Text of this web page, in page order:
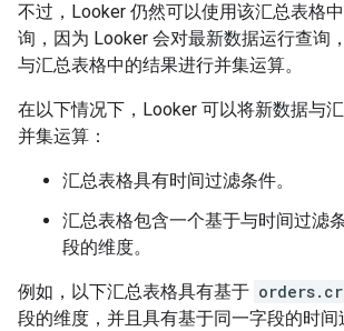
不过，Looker 仍然可以使用该汇总表格
询，因为 Looker 会对最新数据运行查询
与汇总表格中的结果进行并集运算。
在以下情况下，Looker 可以将新数据与
并集运算：
汇总表格具有时间过滤条件。
汇总表格包含一个基于与时间过滤
段的维度。
例如，以下汇总表格具有基于
段的维度，并且具有基于同一字段的时间